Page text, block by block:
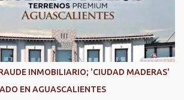
de seguridad para intercambiar
las tendencias más avanzadas en la
C5i, Michelle Olmos Álvarez, señaló que este
de la capacidad operativa, la
de vanguardia y los modelos
institucional que distinguen al C5i de
como un referente nacional en
INMOBILIARIO; 'CIUDAD MADERAS'
EN AGUASCALIENTES